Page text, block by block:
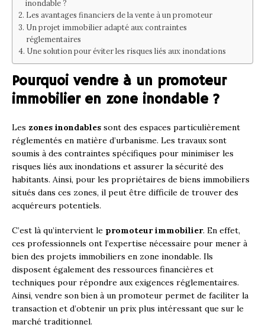
inondable ?
Les avantages financiers de la vente à un promoteur
Un projet immobilier adapté aux contraintes
réglementaires
Une solution pour éviter les risques liés aux inondations
Pourquoi vendre à un promoteur
immobilier en zone inondable ?
Les zones inondables sont des espaces particulièrement
réglementés en matière d’urbanisme. Les travaux sont
soumis à des contraintes spécifiques pour minimiser les
risques liés aux inondations et assurer la sécurité des
habitants. Ainsi, pour les propriétaires de biens immobiliers
situés dans ces zones, il peut être difficile de trouver des
acquéreurs potentiels.
C’est là qu’intervient le promoteur immobilier. En effet,
ces professionnels ont l’expertise nécessaire pour mener à
bien des projets immobiliers en zone inondable. Ils
disposent également des ressources financières et
techniques pour répondre aux exigences réglementaires.
Ainsi, vendre son bien à un promoteur permet de faciliter la
transaction et d’obtenir un prix plus intéressant que sur le
marché traditionnel.